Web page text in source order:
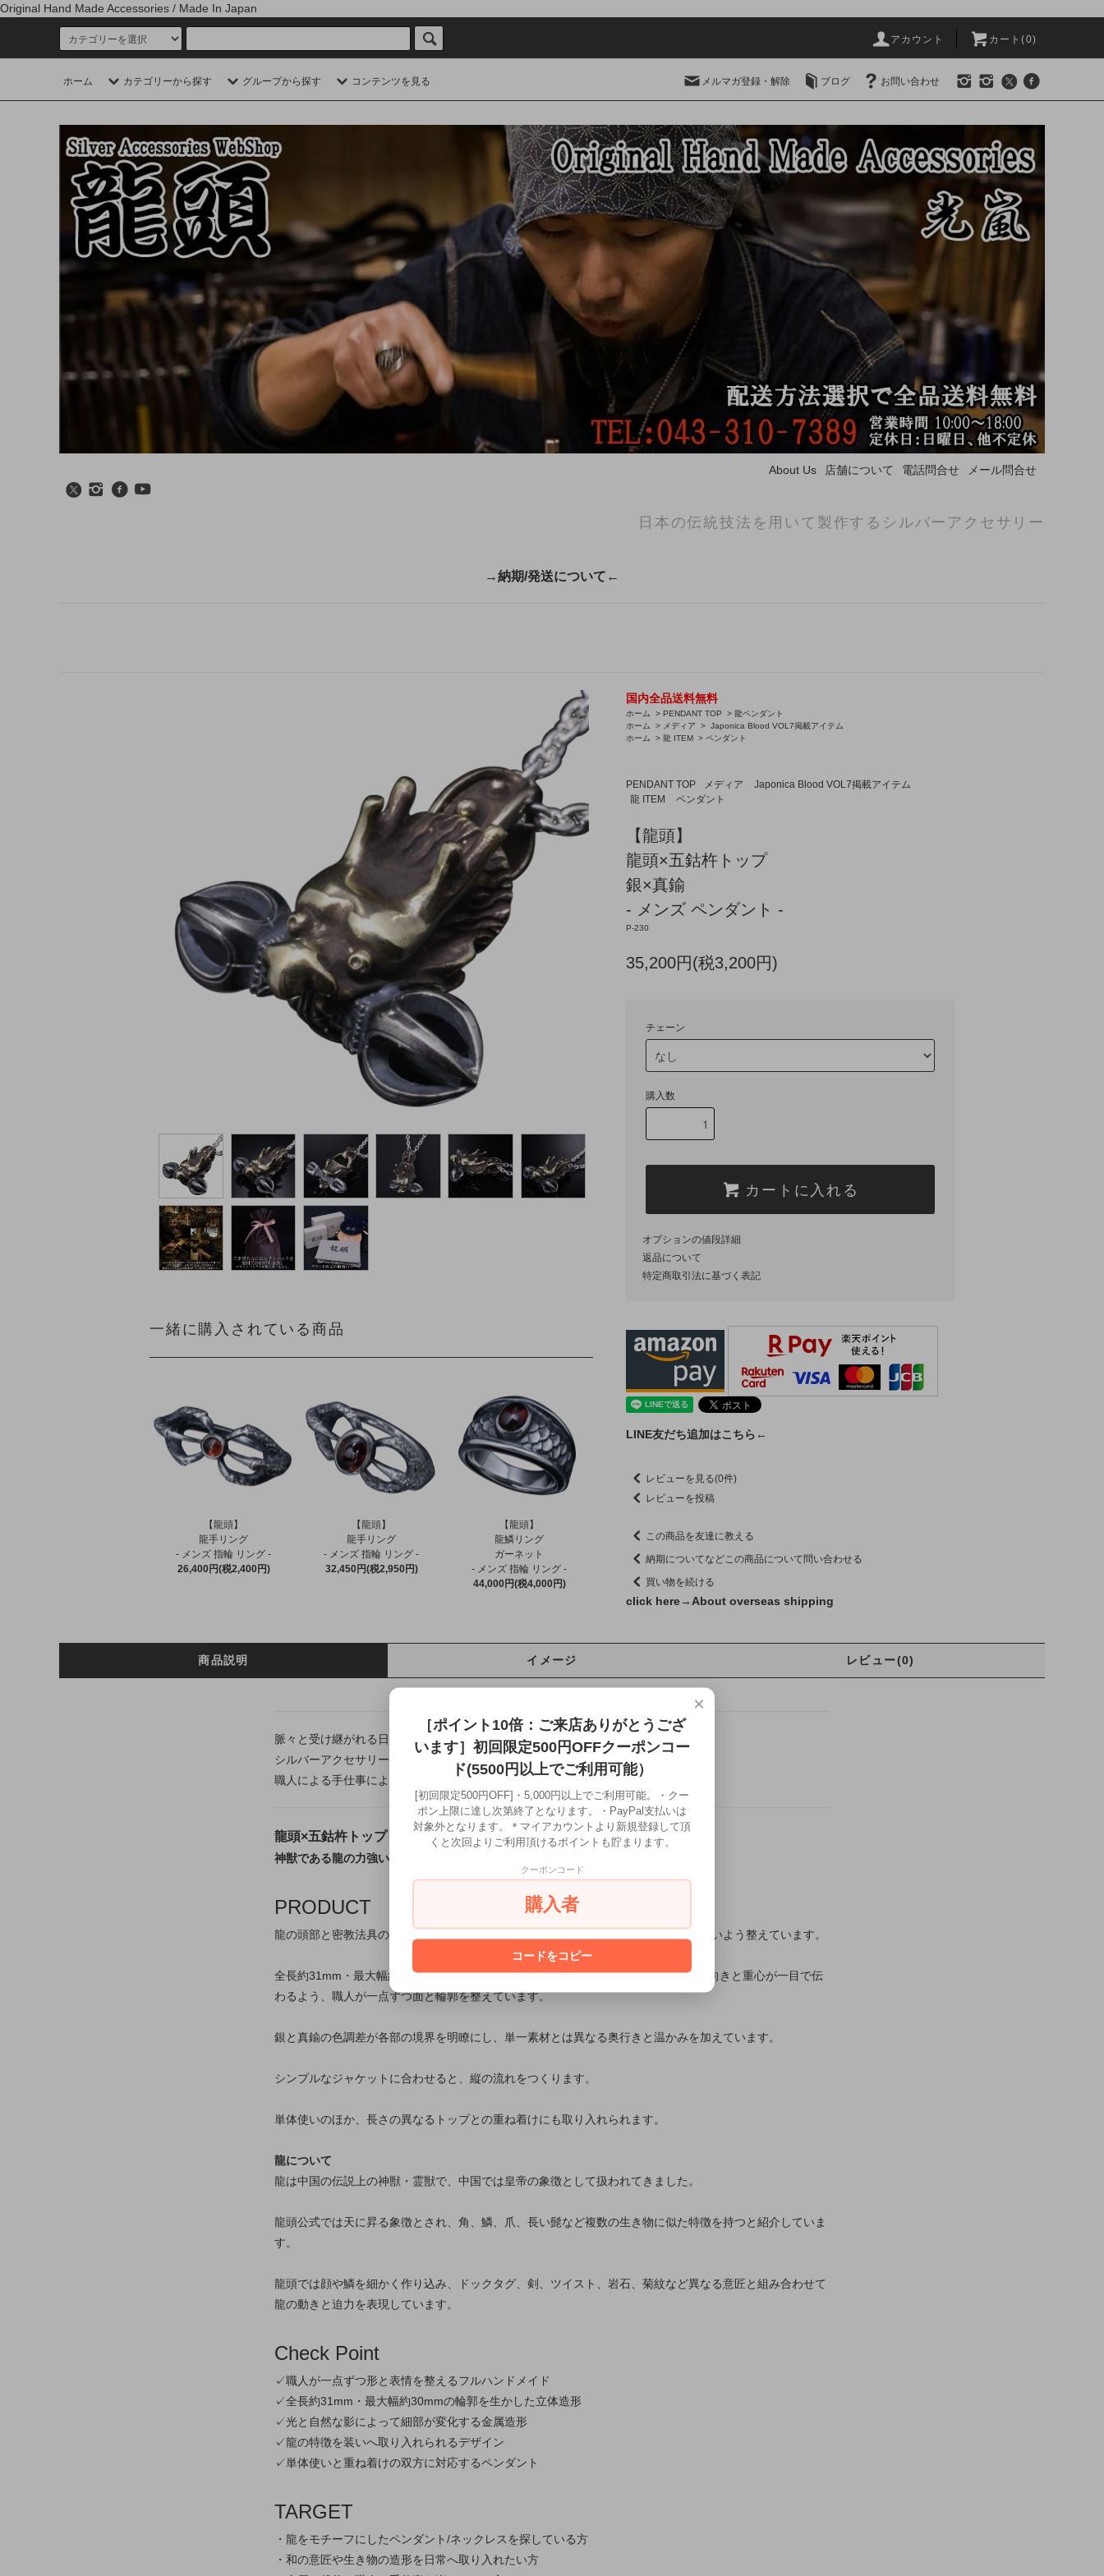
Original Hand Made Accessories / Made In Japan
アカウント カート(0)
ホーム カテゴリーから探す グループから探す コンテンツを見る メルマガ登録・解除 ブログ お問い合わせ
About Us 店舗について 電話問合せ メール問合せ
日本の伝統技法を用いて製作するシルバーアクセサリー
→納期/発送について←
一緒に購入されている商品
【龍頭】
龍手リング
- メンズ 指輪 リング -
26,400円(税2,400円)
【龍頭】
龍手リング
- メンズ 指輪 リング -
32,450円(税2,950円)
【龍頭】
龍鱗リング
ガーネット
- メンズ 指輪 リング -
44,000円(税4,000円)
国内全品送料無料
ホーム > PENDANT TOP > 龍ペンダント
ホーム
> メディア > Japonica Blood VOL7掲載アイテム
ホーム
> 龍 ITEM > ペンダント
PENDANT TOP メディア
Japonica Blood VOL7掲載アイテム
龍 ITEM
ペンダント
【龍頭】
龍頭×五鈷杵トップ
銀×真鍮
- メンズ ペンダント -
P-230
35,200円(税3,200円)
チェーン
購入数
カートに入れる
オプションの値段詳細
返品について
特定商取引法に基づく表記
LINE友だち追加はこちら←
レビューを見る(0件)
レビューを投稿
この商品を友達に教える
納期についてなどこの商品について問い合わせる
買い物を続ける
click here→ About overseas shipping
商品説明 イメージ レビュー(0)
脈々と受け継がれる日本の伝統美や熟練の技法を、現代の日常に寄り添うカタチへ。
シルバーアクセサリー龍頭は千葉県にある自社工房にて制作を行う、
職人による手仕事によって仕上げるフルハンドメイドシルバーアクセサリーです。
龍頭×五鈷杵トップ 銀×真鍮
神獣である龍の力強い輪郭を、銀の立体造形へ落とし込んだペンダント
PRODUCT
龍の頭部と密教法具の五鈷杵を一体に構成し、龍の力強い動きが輪郭の中で途切れないよう整えています。
全長約31mm・最大幅約30mmの比率を生かし、細部を詰め込みながらもモチーフの向きと重心が一目で伝
わるよう、職人が一点ずつ面と輪郭を整えています。
銀と真鍮の色調差が各部の境界を明瞭にし、単一素材とは異なる奥行きと温かみを加えています。
シンプルなジャケットに合わせると、縦の流れをつくります。
単体使いのほか、長さの異なるトップとの重ね着けにも取り入れられます。
龍について
龍は中国の伝説上の神獣・霊獣で、中国では皇帝の象徴として扱われてきました。
龍頭公式では天に昇る象徴とされ、角、鱗、爪、長い髭など複数の生き物に似た特徴を持つと紹介していま
す。
龍頭では顔や鱗を細かく作り込み、ドックタグ、剣、ツイスト、岩石、菊紋など異なる意匠と組み合わせて
龍の動きと迫力を表現しています。
Check Point
✓職人が一点ずつ形と表情を整えるフルハンドメイド
✓全長約31mm・最大幅約30mmの輪郭を生かした立体造形
✓光と自然な影によって細部が変化する金属造形
✓龍の特徴を装いへ取り入れられるデザイン
✓単体使いと重ね着けの双方に対応するペンダント
TARGET
・龍をモチーフにしたペンダント/ネックレスを探している方
・和の意匠や生き物の造形を日常へ取り入れたい方
×
［ポイント10倍：ご来店ありがとうござ
います］初回限定500円OFFクーポンコー
ド(5500円以上でご利用可能）
[初回限定500円OFF]・5,000円以上でご利用可能。・クー
ポン上限に達し次第終了となります。・PayPal支払いは
対象外となります。＊マイアカウントより新規登録して頂
くと次回よりご利用頂けるポイントも貯まります。
クーポンコード
購入者
コードをコピー